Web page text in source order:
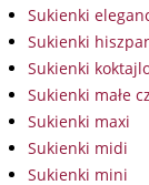
Sukienki
Sukienki
Sukienki
Sukienki małe
Sukienki maxi
Sukienki midi
Sukienki mini